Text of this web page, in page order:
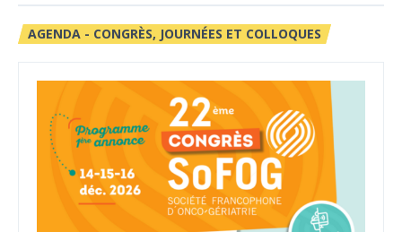
AGENDA - CONGRÈS, JOURNÉES ET COLLOQUES